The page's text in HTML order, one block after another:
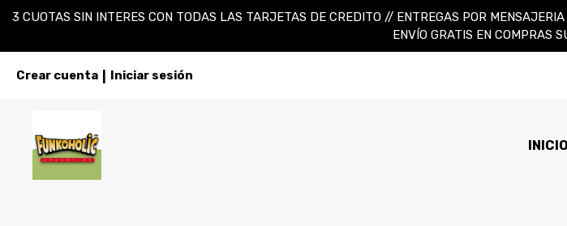
3 CUOTAS SIN INTERES CON TODAS LAS TARJETAS DE CREDITO // ENTREGAS POR
ENVÍO GRATIS EN COMPRAS
Crear cuenta Iniciar sesión
INICIO